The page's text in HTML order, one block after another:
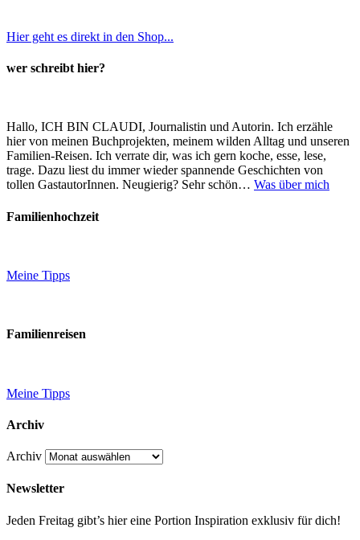
Hier geht es direkt in den Shop...
wer schreibt hier?
Hallo, ICH BIN CLAUDI, Journalistin und Autorin. Ich erzähle
hier von meinen Buchprojekten, meinem wilden Alltag und unseren
Familien-Reisen. Ich verrate dir, was ich gern koche, esse, lese,
trage. Dazu liest du immer wieder spannende Geschichten von
tollen GastautorInnen. Neugierig? Sehr schön… Was über mich
Familienhochzeit
Meine Tipps
Familienreisen
Meine Tipps
Archiv
Archiv
Newsletter
Jeden Freitag gibt’s hier eine Portion Inspiration exklusiv für dich!